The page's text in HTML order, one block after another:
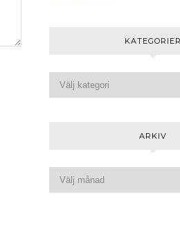
KATEGORIER
ARKIV